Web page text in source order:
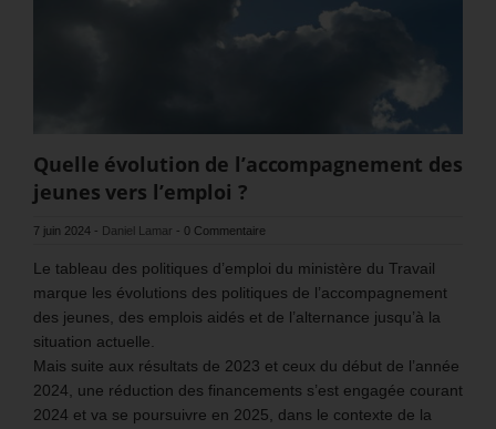
Quelle évolution de l’accompagnement des
jeunes vers l’emploi ?
7 juin 2024 - Daniel Lamar - 0 Commentaire
Le tableau des politiques d’emploi du ministère du Travail
marque les évolutions des politiques de l’accompagnement
des jeunes, des emplois aidés et de l’alternance jusqu’à la
situation actuelle.
Mais suite aux résultats de 2023 et ceux du début de l’année
2024, une réduction des financements s’est engagée courant
2024 et va se poursuivre en 2025, dans le contexte de la